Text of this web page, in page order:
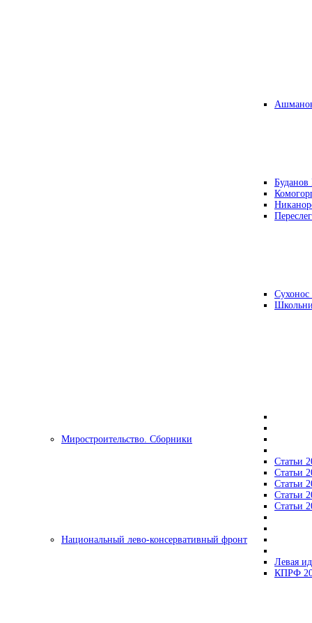
Буданов
Миростроительство. Сборники
Статьи
Статьи
Статьи
Статьи
Статьи
Национальный лево-консервативный фронт
Левая
КПРФ